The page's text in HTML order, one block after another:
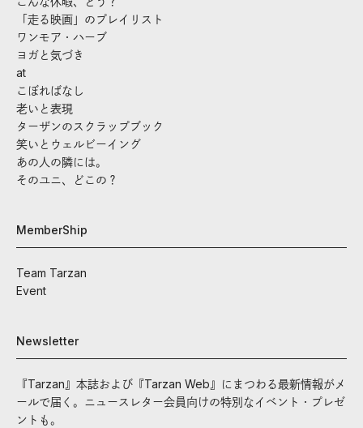
「走る映画」のプレイリスト
ワンモア・ハーブ
ヨガと気づき
at
こぼればなし
老いと表現
ターザンのスクラップブック
笑いとウェルビーイング
あの人の隣には。
そのユニ、どこの？
MemberShip
Team Tarzan
Event
Newsletter
『Tarzan』本誌および『Tarzan Web』にまつわる最新情報がメ
ールで届く。ニュースレター会員向けの特別なイベント・プレゼ
ントも。